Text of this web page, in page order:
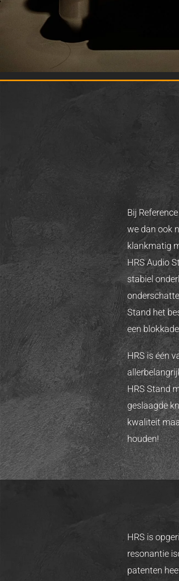
Bij
we dan ook
klankmatig
HRS Audio
stabiel
Stand het
een
HRS is één
HRS Stand
geslaagde
kwaliteit
houden!
HRS is
resonantie
patenten